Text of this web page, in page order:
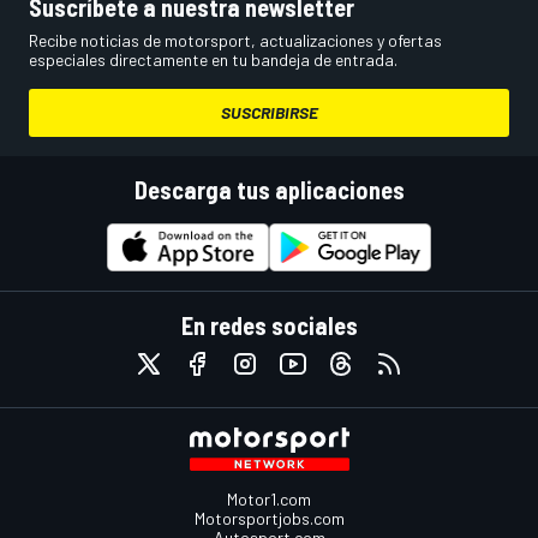
Suscríbete a nuestra newsletter
Recibe noticias de motorsport, actualizaciones y ofertas
especiales directamente en tu bandeja de entrada.
SUSCRIBIRSE
Descarga tus aplicaciones
En redes sociales
Motor1.com
Motorsportjobs.com